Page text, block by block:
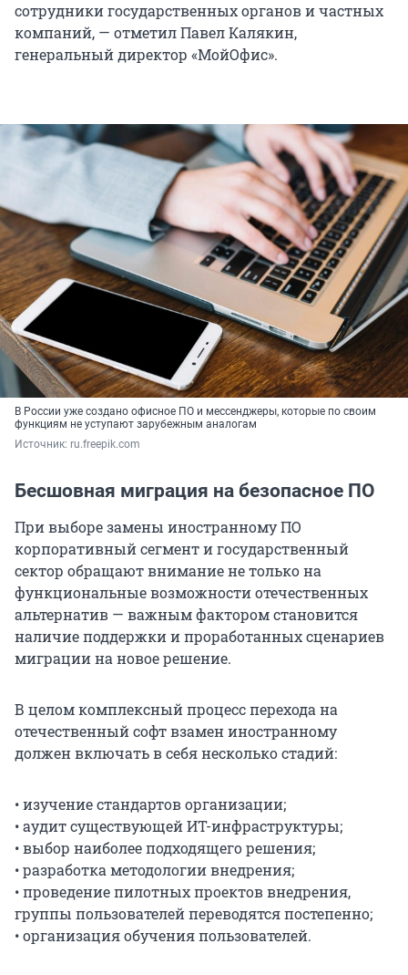
сотрудники государственных органов и частных
компаний, — отметил Павел Калякин,
генеральный директор «МойОфис».
В России уже создано офисное ПО и мессенджеры, которые по своим
функциям не уступают зарубежным аналогам
Источник: ru.freepik.com
Бесшовная миграция на безопасное ПО
При выборе замены иностранному ПО
корпоративный сегмент и государственный
сектор обращают внимание не только на
функциональные возможности отечественных
альтернатив — важным фактором становится
наличие поддержки и проработанных сценариев
миграции на новое решение.
В целом комплексный процесс перехода на
отечественный софт взамен иностранному
должен включать в себя несколько стадий:
• изучение стандартов организации;
• аудит существующей ИТ-инфраструктуры;
• выбор наиболее подходящего решения;
• разработка методологии внедрения;
• проведение пилотных проектов внедрения,
группы пользователей переводятся постепенно;
• организация обучения пользователей.